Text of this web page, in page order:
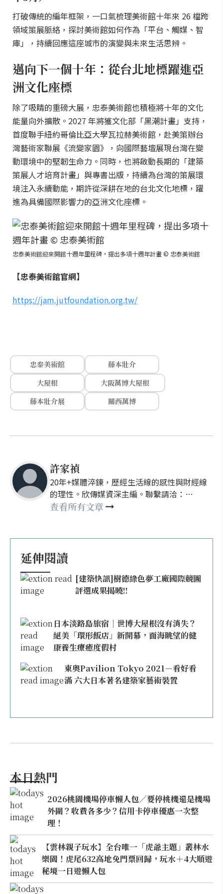
打破傳統的編年框架，一口氣梳理美術館十年來 26 檔跨
領域策展脈絡，探討美術館如何作為「平台、觸媒、智
庫」，持續回應這座城市的演變與未來生活思辨。
邁向下一個十年：從台北地標躍進亞
洲文化座標
除了吸睛的重磅大展，忠泰美術館也積極將十年的文化
能量向外擴散。2027 年將獲文化部「黑潮計畫」支持，
首度聯手紐約哥倫比亞大學瓦拉赫美術館，赴美策辦台
灣藝術家聯展《流變家園》，向國際藝壇展現台灣在變
動環境中的堅韌生命力。同時，也將啟動長期的「建築
策展人才培育計畫」與專書出版，持續為台灣的策展環
境注入永續動能，期許從深耕在地的台北文化地標，躍
進為具備國際影響力的亞洲文化座標。
忠泰美術館迎來開館十週年里程碑，提出多項十週年計畫 © 忠泰美術館
【忠泰美術館官網】
https://jam.jutfoundation.org.tw/
忠泰美術館
藤本壯介
大屋根
大阪萬博大屋根
藤本壯介展
關西萬博
許家禎
20年+媒體淬鍊，歷經生活線的感性與財經線
的理性。欣傳媒資深主編。聯繫請洽：
nellyhsu@xinmedia.com
查看所有文章
延伸閱讀
[建築快訊]樹德綠色夢工廠國際競圖
評選成果揭曉!!
日本淡路島旅宿｜世博大屋根沒有消失？
絕美「環形飯店」新開幕，面海眺望的健
康養生療癒度假村
東奧Pavilion Tokyo 2021－看好看
滿 六大日本著名建築家藝術裝置
本日熱門
2026桃園機場停車懶人包／要停桃機還是機場
外圍？收費各多少？信用卡停車優惠一次整
理！
【雲林親子玩水】全台唯一「虎爺主題」叢林水
樂園！虎尾632高地免門票回歸，玩水＋4大順遊
秘境一日遊懶人包